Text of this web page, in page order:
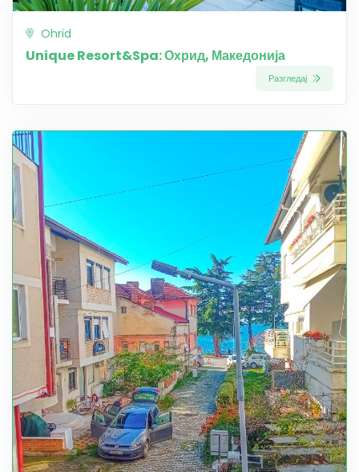
Ohrid
Unique Resort&Spa: Охрид, Македонија
Разгледај